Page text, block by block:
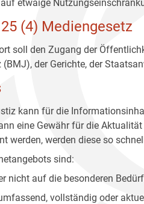
etwaige
(4) Mediengesetz
soll den Zugang der
der Gerichte, der
kann für die
eine Gewähr für die
werden, werden diese so
sind:
nicht auf die besonderen
vollständig oder